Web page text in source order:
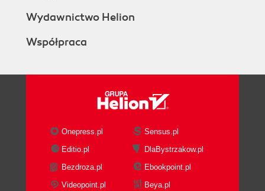
Wydawnictwo Helion
Współpraca
Onepress.pl
Sensus.pl
Editio.pl
DlaBystrzakow.pl
Bezdroza.pl
Ebookpoint.pl
Videopoint.pl
Beya.pl